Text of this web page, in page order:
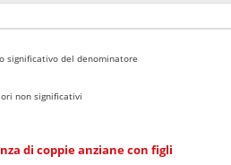
significativo del denominatore
non significativi
di coppie anziane con figli